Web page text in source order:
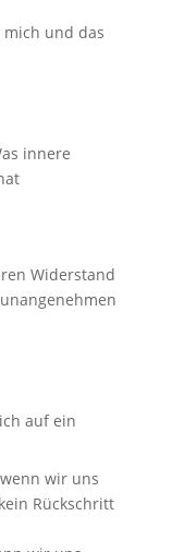
und das
innere
Widerstand
auf ein